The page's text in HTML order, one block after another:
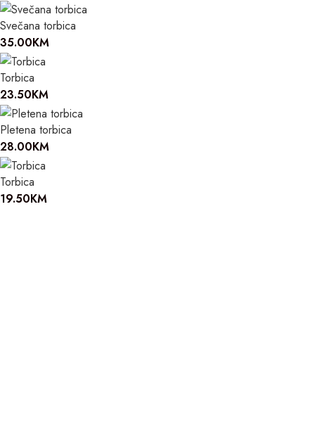
Svečana torbica
35.00KM
Torbica
23.50KM
Pletena torbica
28.00KM
Torbica
19.50KM